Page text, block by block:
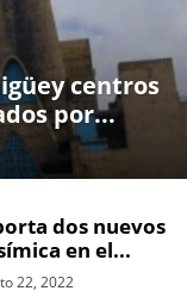
centros
por...
dos nuevos
en el...
22, 2022